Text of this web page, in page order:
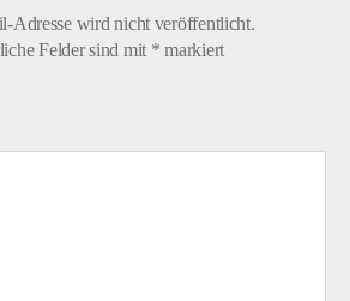
Adresse wird nicht veröffentlicht.
Felder sind mit * markiert